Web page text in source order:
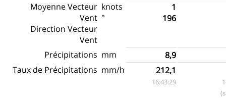
Moyenne Vecteur
Vent
Direction Vecteur
Vent
knots
°
1
196
Précipitations mm
8,9
Taux de Précipitations mm/h 212,1
16:43:29